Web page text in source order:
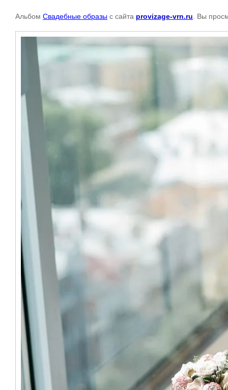
Альбом Свадебные образы с сайта provizage-vrn.ru . Вы